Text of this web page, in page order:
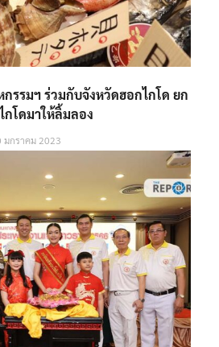
รรมฯ ร่วมกับจังหวัดฮอกไกโด ยก
โดมาให้ลิ้มลอง
มกราคม 2023